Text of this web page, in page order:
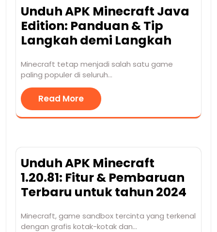
Unduh APK Minecraft Java
Edition: Panduan & Tip
Langkah demi Langkah
Minecraft tetap menjadi salah satu game
paling populer di seluruh…
Read More
Unduh APK Minecraft
1.20.81: Fitur & Pembaruan
Terbaru untuk tahun 2024
Minecraft, game sandbox tercinta yang terkenal
dengan grafis kotak-kotak dan…